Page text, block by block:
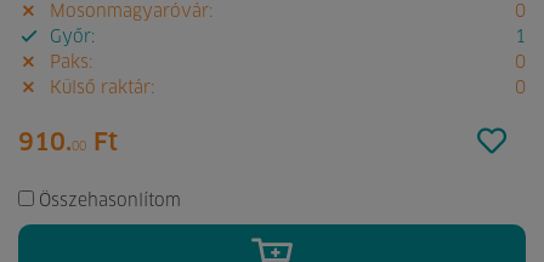
Mosonmagyaróvár:
0
Győr:
1
Paks:
0
Külső raktár:
0
910.00 Ft
Összehasonlítom